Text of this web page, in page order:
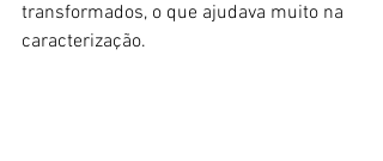
transformados, o que ajudava muito na
caracterização.